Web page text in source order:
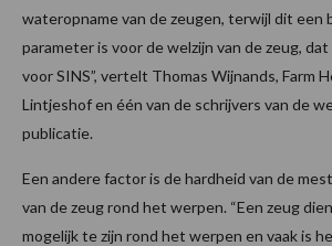
wateropname van de zeugen, terwijl dit een
parameter is voor de welzijn van de zeug,
voor SINS”, vertelt Thomas Wijnands, Farm
Lintjeshof en één van de schrijvers van de
publicatie.
Een andere factor is de hardheid van de
van de zeug rond het werpen. “Een zeug
mogelijk te zijn rond het werpen en vaak is